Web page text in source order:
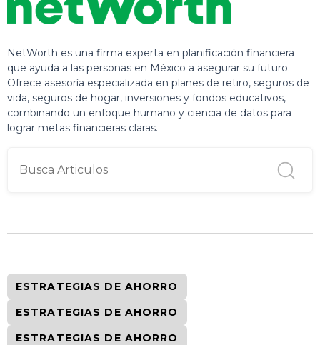
NetWorth es una firma experta en planificación financiera
que ayuda a las personas en México a asegurar su futuro.
Ofrece asesoría especializada en planes de retiro, seguros de
vida, seguros de hogar, inversiones y fondos educativos,
combinando un enfoque humano y ciencia de datos para
lograr metas financieras claras.
ESTRATEGIAS DE AHORRO
ESTRATEGIAS DE AHORRO
ESTRATEGIAS DE AHORRO